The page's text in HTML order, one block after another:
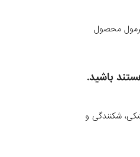
در فرمول محصول
باشید.
شکنندگی و